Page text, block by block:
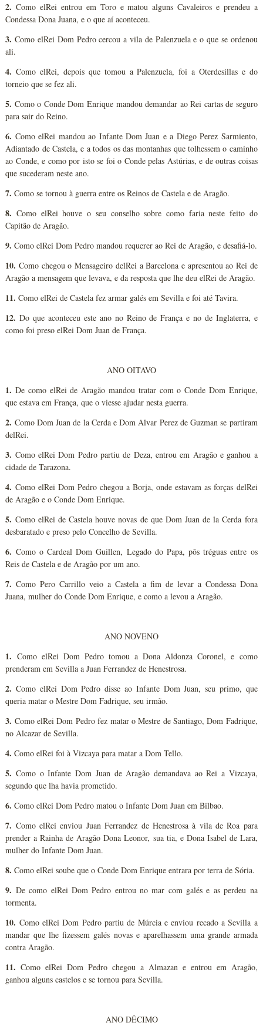
2. Como elRei entrou em Toro e matou alguns Cavaleiros e prendeu a
Condessa Dona Juana, e o que aí aconteceu.
3. Como elRei Dom Pedro cercou a vila de Palenzuela e o que se ordenou
ali.
4. Como elRei, depois que tomou a Palenzuela, foi a Oterdesillas e do
torneio que se fez ali.
5. Como o Conde Dom Enrique mandou demandar ao Rei cartas de seguro
para sair do Reino.
6. Como elRei mandou ao Infante Dom Juan e a Diego Perez Sarmiento,
Adiantado de Castela, e a todos os das montanhas que tolhessem o caminho
ao Conde, e como por isto se foi o Conde pelas Astúrias, e de outras coisas
que sucederam neste ano.
7. Como se tornou à guerra entre os Reinos de Castela e de Aragão.
8. Como elRei houve o seu conselho sobre como faria neste feito do
Capitão de Aragão.
9. Como elRei Dom Pedro mandou requerer ao Rei de Aragão, e desafiá-lo.
10. Como chegou o Mensageiro delRei a Barcelona e apresentou ao Rei de
Aragão a mensagem que levava, e da resposta que lhe deu elRei de Aragão.
11. Como elRei de Castela fez armar galés em Sevilla e foi até Tavira.
12. Do que aconteceu este ano no Reino de França e no de Inglaterra, e
como foi preso elRei Dom Juan de França.
ANO OITAVO
1. De como elRei de Aragão mandou tratar com o Conde Dom Enrique,
que estava em França, que o viesse ajudar nesta guerra.
2. Como Dom Juan de la Cerda e Dom Alvar Perez de Guzman se partiram
delRei.
3. Como elRei Dom Pedro partiu de Deza, entrou em Aragão e ganhou a
cidade de Tarazona.
4. Como elRei Dom Pedro chegou a Borja, onde estavam as forças delRei
de Aragão e o Conde Dom Enrique.
5. Como elRei de Castela houve novas de que Dom Juan de la Cerda fora
desbaratado e preso pelo Concelho de Sevilla.
6. Como o Cardeal Dom Guillen, Legado do Papa, pôs tréguas entre os
Reis de Castela e de Aragão por um ano.
7. Como Pero Carrillo veio a Castela a fim de levar a Condessa Dona
Juana, mulher do Conde Dom Enrique, e como a levou a Aragão.
ANO NOVENO
1. Como elRei Dom Pedro tomou a Dona Aldonza Coronel, e como
prenderam em Sevilla a Juan Ferrandez de Henestrosa.
2. Como elRei Dom Pedro disse ao Infante Dom Juan, seu primo, que
queria matar o Mestre Dom Fadrique, seu irmão.
3. Como elRei Dom Pedro fez matar o Mestre de Santiago, Dom Fadrique,
no Alcazar de Sevilla.
4. Como elRei foi à Vizcaya para matar a Dom Tello.
5. Como o Infante Dom Juan de Aragão demandava ao Rei a Vizcaya,
segundo que lha havia prometido.
6. Como elRei Dom Pedro matou o Infante Dom Juan em Bilbao.
7. Como elRei enviou Juan Ferrandez de Henestrosa à vila de Roa para
prender a Rainha de Aragão Dona Leonor, sua tia, e Dona Isabel de Lara,
mulher do Infante Dom Juan.
8. Como elRei soube que o Conde Dom Enrique entrara por terra de Sória.
9. De como elRei Dom Pedro entrou no mar com galés e as perdeu na
tormenta.
10. Como elRei Dom Pedro partiu de Múrcia e enviou recado a Sevilla a
mandar que lhe fizessem galés novas e aparelhassem uma grande armada
contra Aragão.
11. Como elRei Dom Pedro chegou a Almazan e entrou em Aragão,
ganhou alguns castelos e se tornou para Sevilla.
ANO DÉCIMO